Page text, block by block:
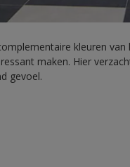
kleuren
maken. Hier
gevoel.